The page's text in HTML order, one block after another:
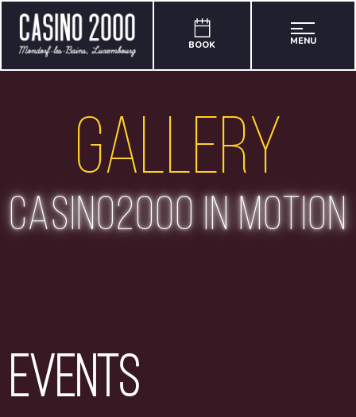
BOOK MENU
Gallery
casino2000 in motion
Events